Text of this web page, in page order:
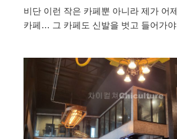
비단 이런 작은 카페뿐 아니라 제가 어
카페… 그 카페도 신발을 벗고 들어가